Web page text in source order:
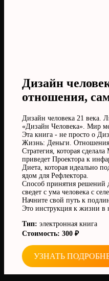
Дизайн
отношения,
Дизайн человека 21 века.
«Дизайн Человека». Мир
Эта книга - не просто о
Жизнь: Деньги.
Стратегия, которая
приведет Проектора к
Диета, которая идеально
ядом для Рефлектора.
Способ принятия решений
сведет с ума человека с
Начните свой путь к
Это инструкция к жизни в
Тип: электронная книга
Стоимость: 300 ₽
УЗНАТЬ